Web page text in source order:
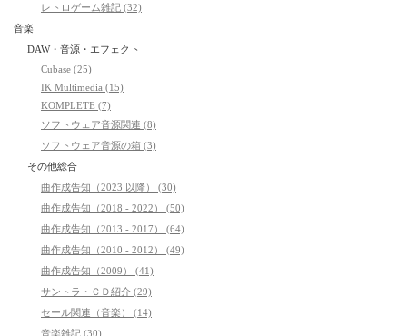
レトロゲーム雑記 (32)
音楽
DAW・音源・エフェクト
Cubase (25)
IK Multimedia (15)
KOMPLETE (7)
ソフトウェア音源関連 (8)
ソフトウェア音源の箱 (3)
その他総合
曲作成告知（2023 以降） (30)
曲作成告知（2018 - 2022） (50)
曲作成告知（2013 - 2017） (64)
曲作成告知（2010 - 2012） (49)
曲作成告知（2009） (41)
サントラ・ＣＤ紹介 (29)
セール関連（音楽） (14)
音楽雑記 (30)